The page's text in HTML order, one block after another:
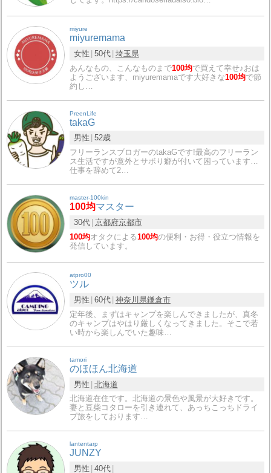
miyure
miyuremama
女性 50代 埼玉県
あんなもの、こんなものまで100均で買えて幸せ♪おは
ようございます、miyuremamaです大好きな100均で節
約し…
PreenLife
takaG
男性 52歳
フリーランスブロガーのtakaGです!最高のフリーラン
ス生活ですが意外とサボり癖が付いて困っています…
仕事を辞めて2…
master-100kin
100均マスター
30代 京都府京都市
100均オタクによる100均の便利・お得・役立つ情報を
発信しています。
atpro00
ツル
男性 60代 神奈川県鎌倉市
定年後、まずはキャンプを楽しんできましたが、真冬
のキャンプはやはり厳しくなってきました。そこで若
い時から楽しんでいた趣味…
tamori
のほほん北海道
男性 北海道
北海道在住です。北海道の景色や風景が大好きです。
妻と豆柴コタローを引き連れて、あっちこっちドライ
ブ旅をしております…
lantentarp
JUNZY
男性 40代